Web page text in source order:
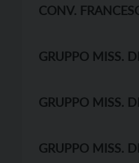
CONV.
GRUPPO MISS.
GRUPPO MISS.
GRUPPO MISS.